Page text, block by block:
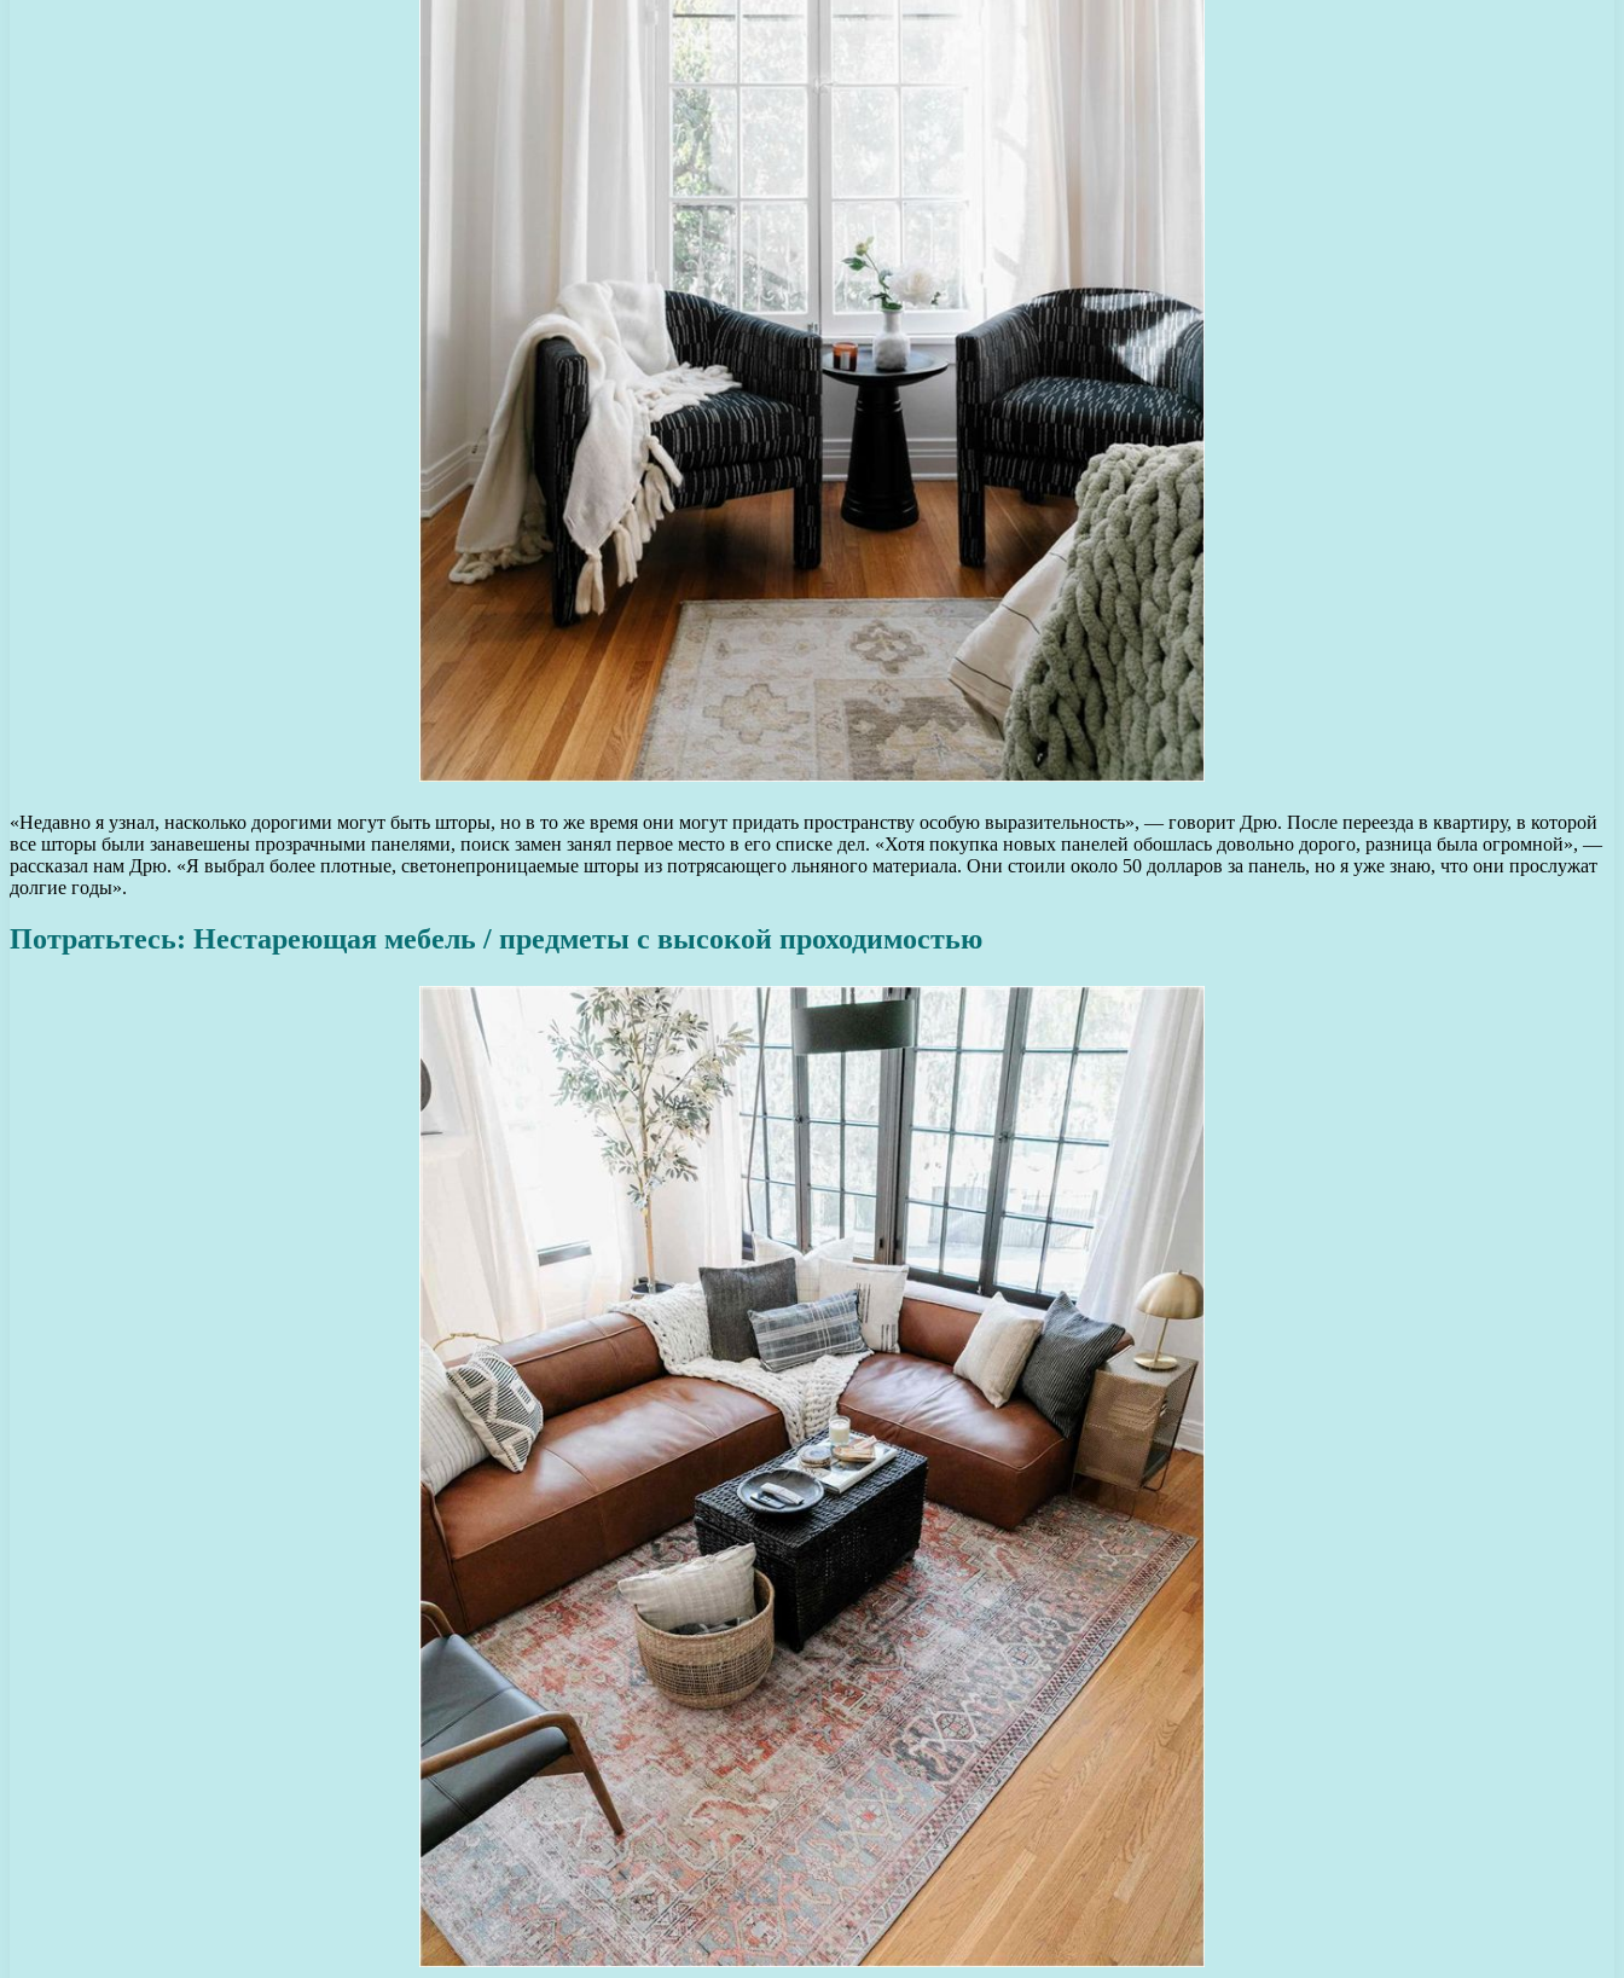
«Недавно я узнал, насколько дорогими могут быть шторы, но в то же время они могут придать пространству особую выразительность», — говорит Дрю. После переезда в квартиру, в которой
все шторы были занавешены прозрачными панелями, поиск замен занял первое место в его списке дел. «Хотя покупка новых панелей обошлась довольно дорого, разница была огромной», —
рассказал нам Дрю. «Я выбрал более плотные, светонепроницаемые шторы из потрясающего льняного материала. Они стоили около 50 долларов за панель, но я уже знаю, что они прослужат
долгие годы».
Потратьтесь: Нестареющая мебель / предметы с высокой проходимостью